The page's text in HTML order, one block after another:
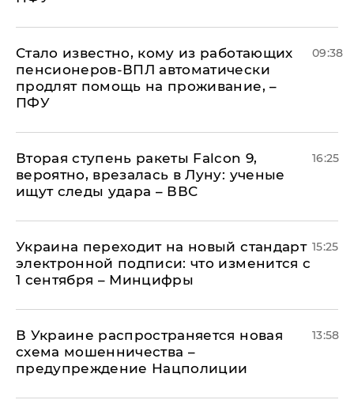
Стало известно, кому из работающих
пенсионеров-ВПЛ автоматически
продлят помощь на проживание, –
ПФУ
09:38
Вторая ступень ракеты Falcon 9,
вероятно, врезалась в Луну: ученые
ищут следы удара – ВВС
16:25
Украина переходит на новый стандарт
электронной подписи: что изменится с
1 сентября – Минцифры
15:25
В Украине распространяется новая
схема мошенничества –
предупреждение Нацполиции
13:58